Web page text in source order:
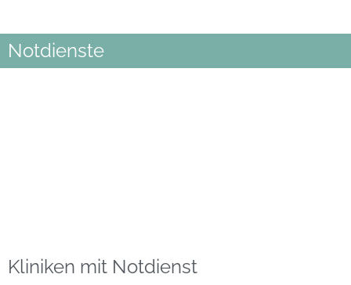
Notdienste
Kliniken mit Notdienst